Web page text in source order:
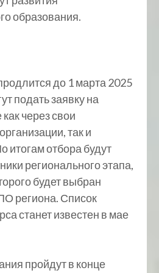
образования.
до 1 марта 2025
подать заявку на
через свои
так и
итогам отбора будут
регионального этапа,
будет выбран
региона. Список
станет известен в мае
пройдут в конце